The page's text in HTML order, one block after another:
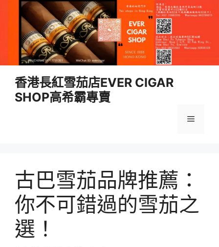
香港長紅雪茄店EVER CIGAR
SHOP高希霸專賣
選
古巴雪茄品牌推薦：
你不可錯過的雪茄之
選！